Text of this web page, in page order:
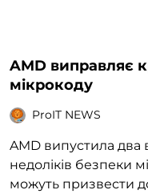
AMD виправляє
мікрокоду
ProIT NEWS
AMD випустила
недоліків безпеки
можуть призвести